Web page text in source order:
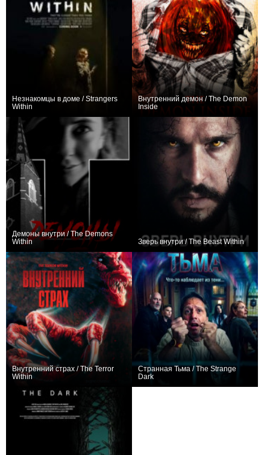
Незнакомцы в доме / Strangers
Within
Внутренний демон / The Demon
Inside
Демоны внутри / The Demons
Within
Зверь внутри / The Beast Within
Внутренний страх / The Terror
Within
Странная Тьма / The Strange
Dark